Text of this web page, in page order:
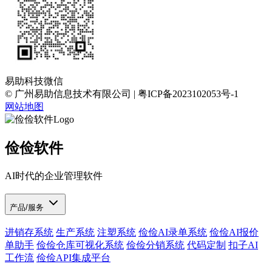
易助科技微信
© 广州易助信息技术有限公司 | 粤ICP备2023102053号-1
网站地图
俭俭软件
AI时代的企业管理软件
产品/服务
进销存系统 生产系统 注塑系统 俭俭AI录单系统 俭俭AI报价
单助手 俭俭仓库可视化系统 俭俭分销系统 代码定制 扣子AI
工作流 俭俭API集成平台